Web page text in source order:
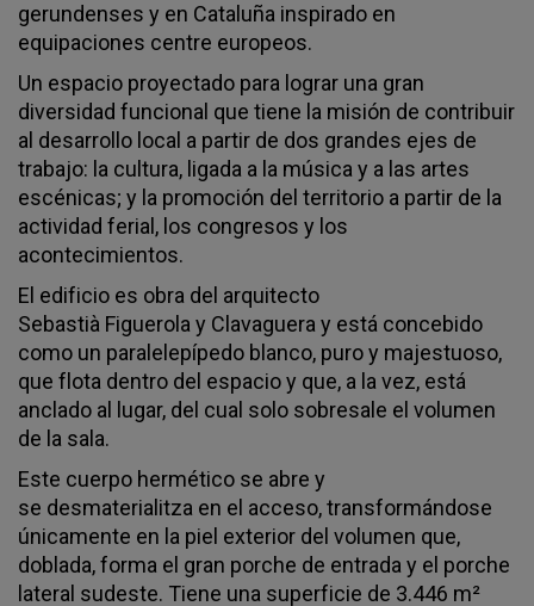
gerundenses y en Cataluña inspirado en
equipaciones centre europeos.
Un espacio proyectado para lograr una gran
diversidad funcional que tiene la misión de contribuir
al desarrollo local a partir de dos grandes ejes de
trabajo: la cultura, ligada a la música y a las artes
escénicas; y la promoción del territorio a partir de la
actividad ferial, los congresos y los
acontecimientos.
El edificio es obra del arquitecto
Sebastià Figuerola y Clavaguera y está concebido
como un paralelepípedo blanco, puro y majestuoso,
que flota dentro del espacio y que, a la vez, está
anclado al lugar, del cual solo sobresale el volumen
de la sala.
Este cuerpo hermético se abre y
se desmaterialitza en el acceso, transformándose
únicamente en la piel exterior del volumen que,
doblada, forma el gran porche de entrada y el porche
lateral sudeste. Tiene una superficie de 3.446 m²